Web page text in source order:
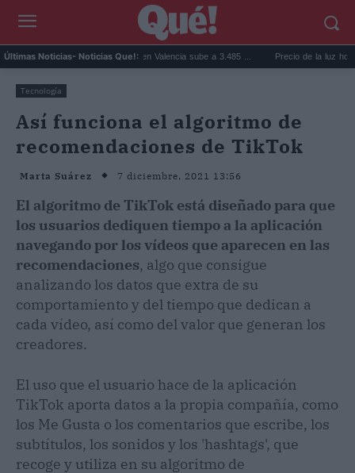
Últimas Noticias- Noticias Que!:
El precio de la vivienda en Valencia sube a 3.485 ... Precio de la luz hoy,
Tecnología
Así funciona el algoritmo de
recomendaciones de TikTok
Marta Suárez 7 diciembre, 2021 13:56
El algoritmo de TikTok está diseñado para que
los usuarios dediquen tiempo a la aplicación
navegando por los vídeos que aparecen en las
recomendaciones, algo que consigue
analizando los datos que extra de su
comportamiento y del tiempo que dedican a
cada vídeo, así como del valor que generan los
creadores.
El uso que el usuario hace de la aplicación
TikTok aporta datos a la propia compañía, como
los Me Gusta o los comentarios que escribe, los
subtítulos, los sonidos y los 'hashtags', que
recoge y utiliza en su algoritmo de